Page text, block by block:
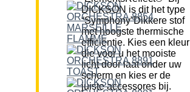
DICKSON is dit het type
“Symphony”Dikkere stof
met hoogste thermische
efficiëntie. Kies een kleur
die voor u het mooiste
licht door laat onder uw
scherm en kies er de
juiste accessores bij.